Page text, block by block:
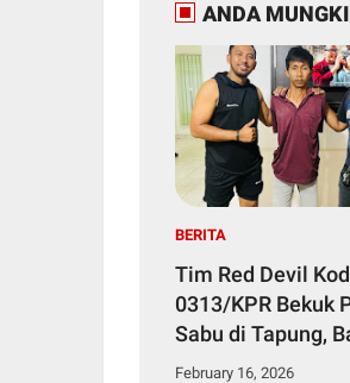
ANDA
BERITA
Tim Red Devil
0313/KPR Bekuk
Sabu di Tapung,
Bukti 2,91 Gram
February 16, 2026